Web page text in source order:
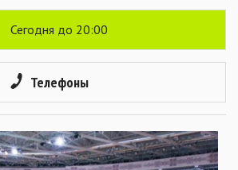
Сегодня до 20:00
Телефоны